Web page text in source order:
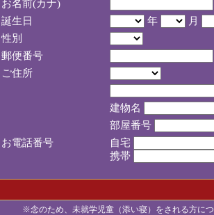
お名前(カナ)
誕生日
年
月
性別
郵便番号
ご住所
建物名
部屋番号
お電話番号
自宅
携帯
※念のため、未就学児童（添い寝）をされる方に